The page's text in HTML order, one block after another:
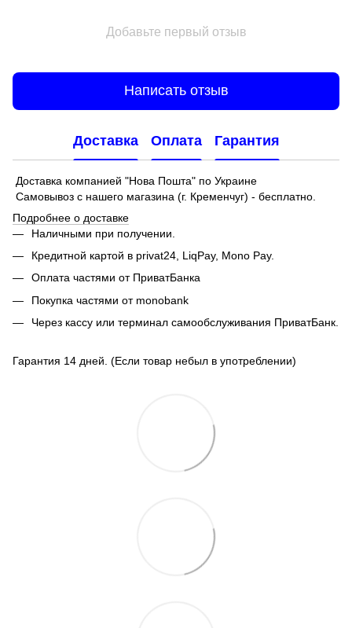
Добавьте первый отзыв
Написать отзыв
Доставка Оплата Гарантия
Доставка компанией "Нова Пошта" по Украине
Самовывоз с нашего магазина (г. Кременчуг) - бесплатно.
Подробнее о доставке
Наличными при получении.
Кредитной картой в privat24, LiqPay, Mono Pay.
Оплата частями от ПриватБанка
Покупка частями от monobank
Через кассу или терминал самообслуживания ПриватБанк.
Гарантия 14 дней. (Если товар небыл в употреблении)